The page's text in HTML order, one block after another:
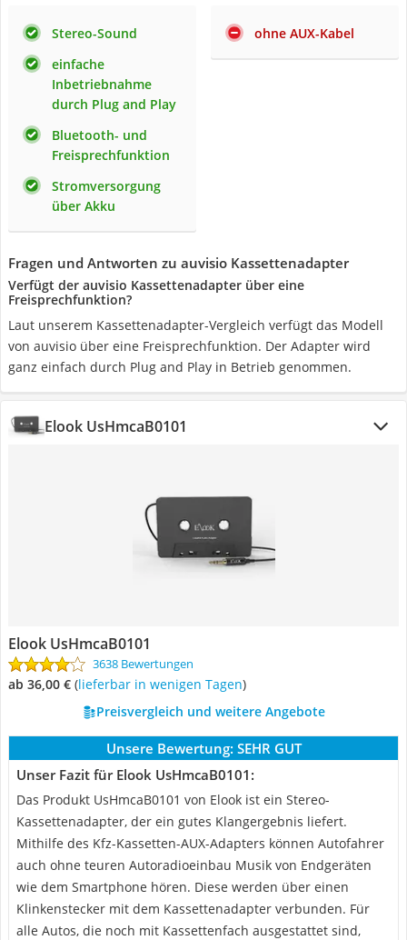
Stereo-Sound
einfache
Inbetriebnahme
durch Plug and Play
Bluetooth- und
Freisprechfunktion
Stromversorgung
über Akku
ohne AUX-Kabel
Fragen und Antworten zu auvisio Kassettenadapter
Verfügt der auvisio Kassettenadapter über eine
Freisprechfunktion?
Laut unserem Kassettenadapter-Vergleich verfügt das Modell
von auvisio über eine Freisprechfunktion. Der Adapter wird
ganz einfach durch Plug and Play in Betrieb genommen.
Elook UsHmcaB0101
Elook UsHmcaB0101
3638 Bewertungen
ab 36,00 € ( Lieferbar in wenigen Tagen)
Preisvergleich und weitere Angebote
Unsere Bewertung: SEHR GUT
Unser Fazit für Elook UsHmcaB0101:
Das Produkt UsHmcaB0101 von Elook ist ein Stereo-
Kassettenadapter, der ein gutes Klangergebnis liefert.
Mithilfe des Kfz-Kassetten-AUX-Adapters können Autofahrer
auch ohne teuren Autoradioeinbau Musik von Endgeräten
wie dem Smartphone hören. Diese werden über einen
Klinkenstecker mit dem Kassettenadapter verbunden. Für
alle Autos, die noch mit Kassettenfach ausgestattet sind,